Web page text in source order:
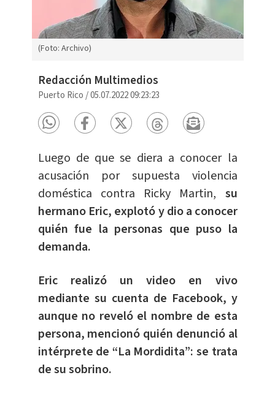
(Foto: Archivo)
Redacción Multimedios
Puerto Rico /05.07.2022 09:23:23
Luego de que se diera a conocer la
acusación por supuesta violencia
doméstica contra Ricky Martin, su
hermano Eric, explotó y dio a conocer
quién fue la personas que puso la
demanda.
Eric realizó un video en vivo
mediante su cuenta de Facebook, y
aunque no reveló el nombre de esta
persona, mencionó quién denunció al
intérprete de “La Mordidita”: se trata
de su sobrino.